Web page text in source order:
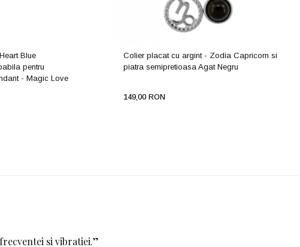
Blue
pentru
- Magic Love
Colier placat cu argint - Zodia Capricorn si
piatra semipretioasa Agat Negru
149,00 RON
si vibratiei.”